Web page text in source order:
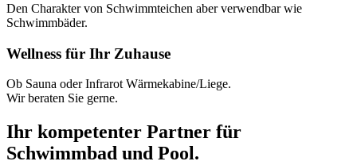
Den Charakter von Schwimmteichen aber verwendbar wie
Schwimmbäder.
Wellness für Ihr Zuhause
Ob Sauna oder Infrarot Wärmekabine/Liege.
Wir beraten Sie gerne.
Ihr kompetenter Partner für
Schwimmbad und Pool.